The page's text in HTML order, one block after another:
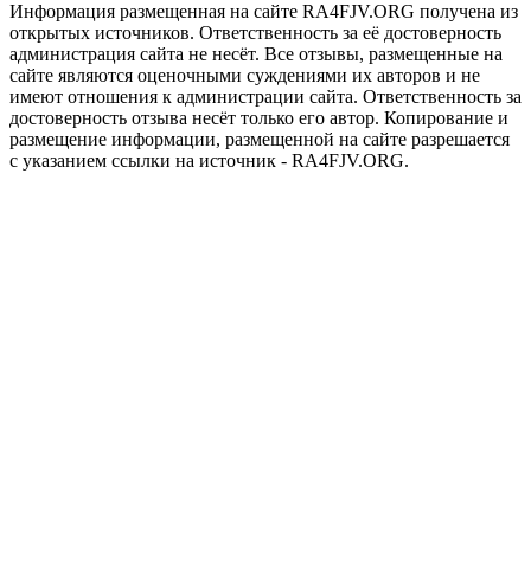
Информация размещенная на сайте RA4FJV.ORG получена из
открытых источников. Ответственность за её достоверность
администрация сайта не несёт. Все отзывы, размещенные на
сайте являются оценочными суждениями их авторов и не
имеют отношения к администрации сайта. Ответственность за
достоверность отзыва несёт только его автор. Копирование и
размещение информации, размещенной на сайте разрешается
с указанием ссылки на источник - RA4FJV.ORG.